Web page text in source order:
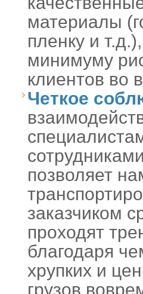
материалы
пленку и
минимуму
клиентов во
Четкое
позволяет
заказчиком
проходят
благодаря
хрупких и
грузов